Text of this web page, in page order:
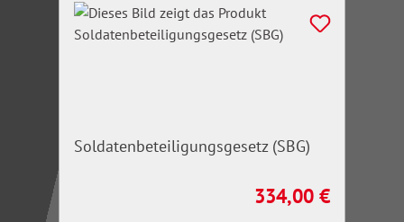
Soldatenbeteiligungsgesetz (SBG)
Regulärer Preis:
334,00 €